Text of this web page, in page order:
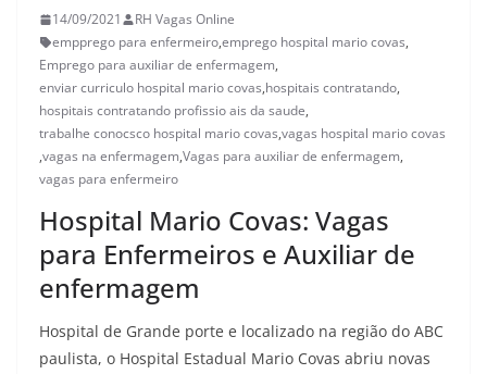
14/09/2021
RH Vagas Online
empprego para enfermeiro,emprego hospital mario covas,
Emprego para auxiliar de enfermagem,
enviar curriculo hospital mario covas,hospitais contratando,
hospitais contratando profissio ais da saude,
trabalhe conocsco hospital mario covas,vagas hospital mario covas
,vagas na enfermagem,Vagas para auxiliar de enfermagem,
vagas para enfermeiro
Hospital Mario Covas: Vagas
para Enfermeiros e Auxiliar de
enfermagem
Hospital de Grande porte e localizado na região do ABC
paulista, o Hospital Estadual Mario Covas abriu novas